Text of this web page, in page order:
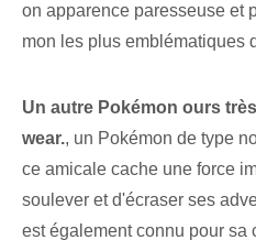
on apparence paresseuse et
mon les plus emblématiques
Un autre Pokémon ours
wear., un Pokémon de type
ce amicale cache une force
soulever et d'écraser ses
est également connu pour sa